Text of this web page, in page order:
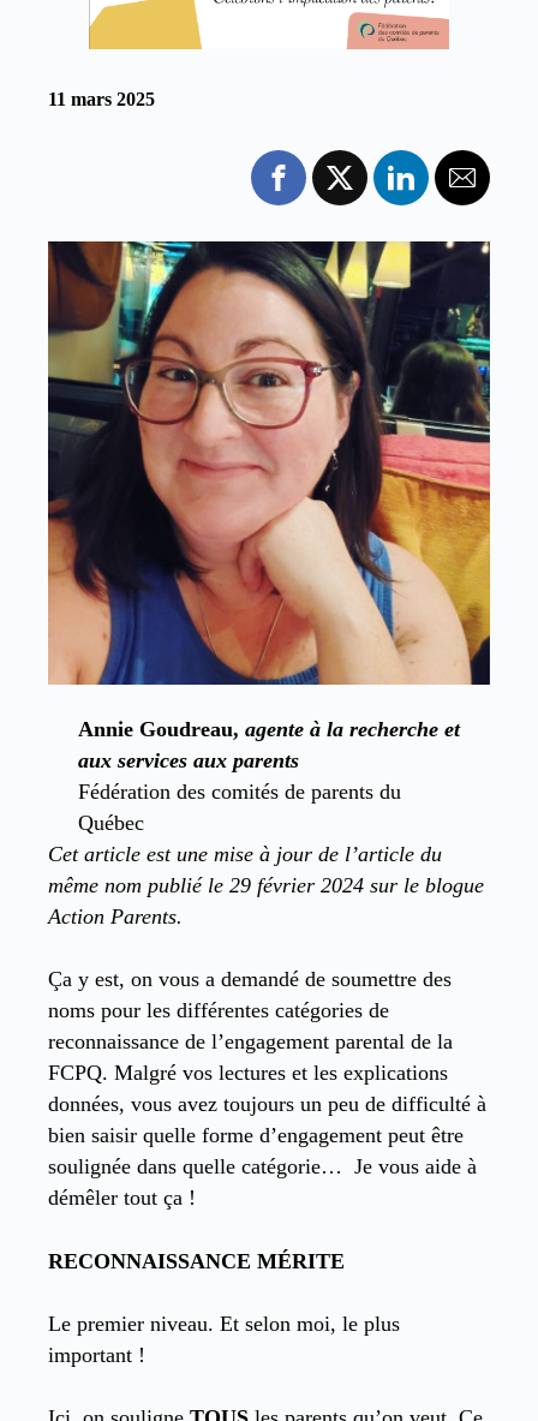
11 mars 2025
Annie Goudreau, agente à la recherche et
aux services aux parents
Fédération des comités de parents du
Québec
Cet article est une mise à jour de l’article du
même nom publié le 29 février 2024 sur le blogue
Action Parents.
Ça y est, on vous a demandé de soumettre des
noms pour les différentes catégories de
reconnaissance de l’engagement parental de la
FCPQ. Malgré vos lectures et les explications
données, vous avez toujours un peu de difficulté à
bien saisir quelle forme d’engagement peut être
soulignée dans quelle catégorie… Je vous aide à
démêler tout ça !
RECONNAISSANCE MÉRITE
Le premier niveau. Et selon moi, le plus
important !